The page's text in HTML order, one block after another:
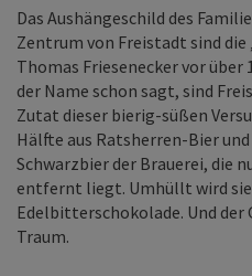
Das Aushängeschild des
Zentrum von Freistadt sind
Thomas Friesenecker vor
der Name schon sagt, sind
Zutat dieser bierig-süßen
Hälfte aus Ratsherren-Bier
Schwarzbier der Brauerei, die
entfernt liegt. Umhüllt wird
Edelbitterschokolade. Und der
Traum.